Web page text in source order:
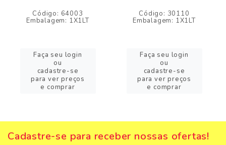
Código: 64003
Embalagem: 1X1LT
Faça seu login
ou
cadastre-se
para ver preços
e comprar
Código: 30110
Embalagem: 1X1LT
Faça seu login
ou
cadastre-se
para ver preços
e comprar
Cadastre-se para receber nossas ofertas!